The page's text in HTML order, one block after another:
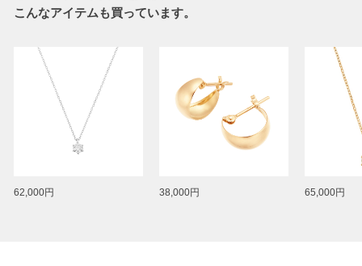
こんなアイテムも買っています。
62,000円 38,000円 65,000円